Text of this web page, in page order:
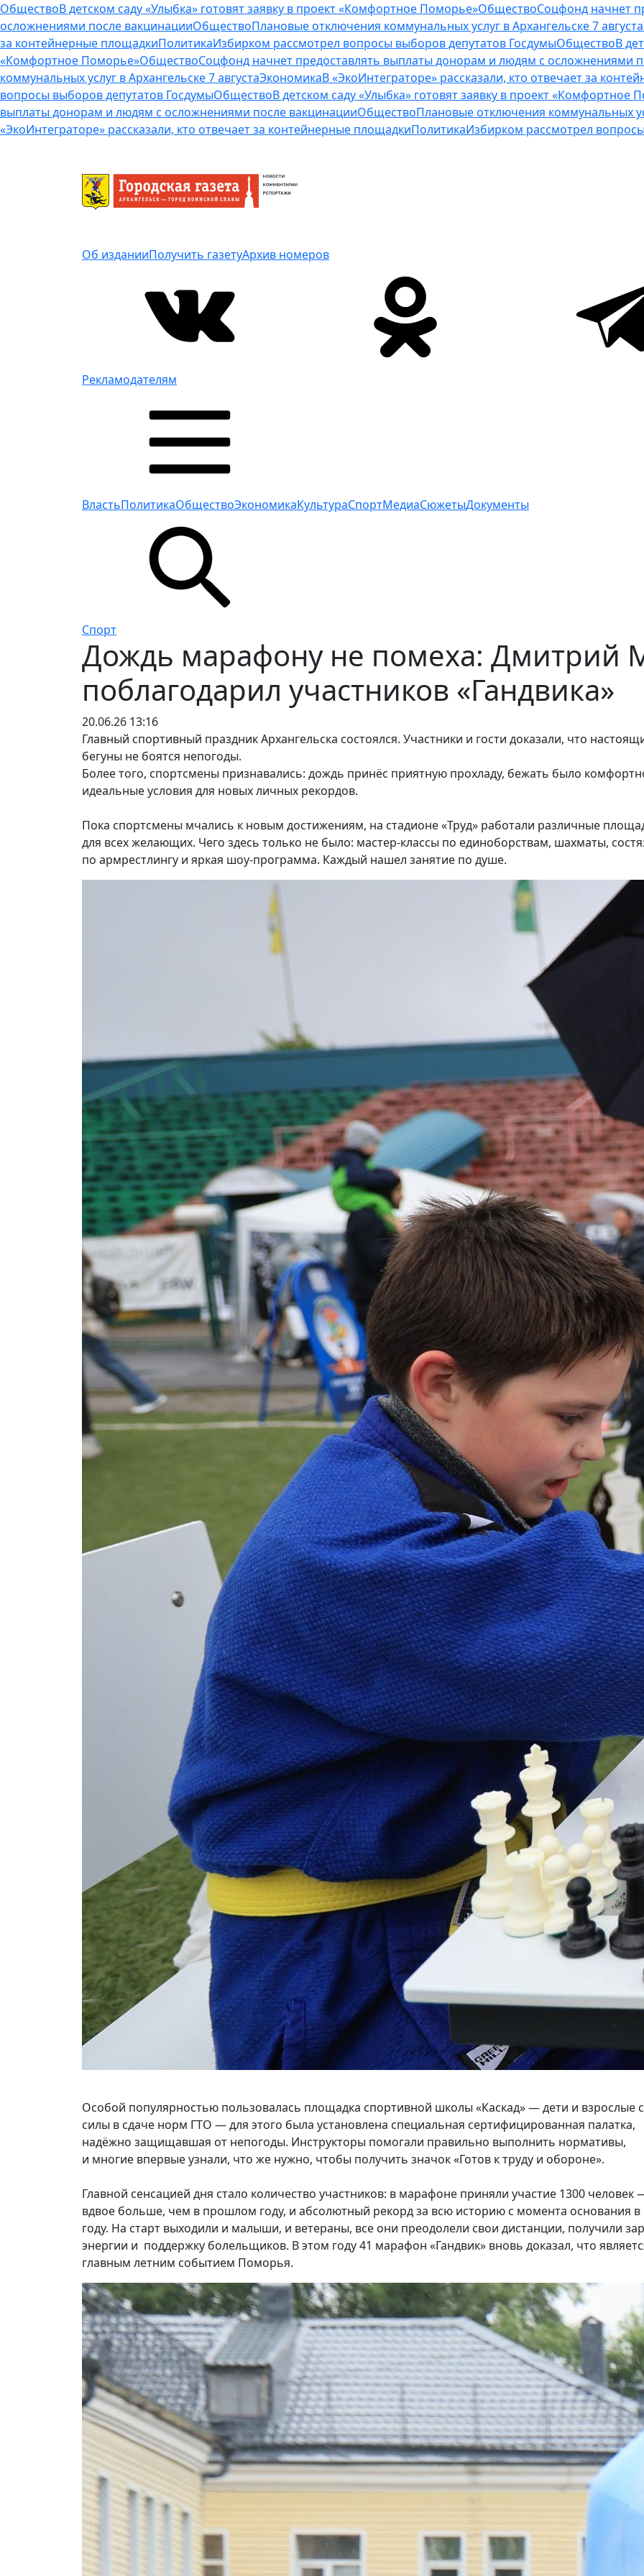
ОбществоВ детском саду «Улыбка» готовят заявку в проект «Комфортное Поморье»ОбществоСоцфонд начнет
осложнениями после вакцинацииОбществоПлановые отключения коммунальных услуг в Архангельске 7 августа
за контейнерные площадкиПолитикаИзбирком рассмотрел вопросы выборов депутатов ГосдумыОбществоВ
«Комфортное Поморье»ОбществоСоцфонд начнет предоставлять выплаты донорам и людям с осложнениями
коммунальных услуг в Архангельске 7 августаЭкономикаВ «ЭкоИнтеграторе» рассказали, кто отвечает за
вопросы выборов депутатов ГосдумыОбществоВ детском саду «Улыбка» готовят заявку в проект «Комфортное
выплаты донорам и людям с осложнениями после вакцинацииОбществоПлановые отключения коммунальных
«ЭкоИнтеграторе» рассказали, кто отвечает за контейнерные площадкиПолитикаИзбирком рассмотрел
Об изданииПолучить газетуАрхив номеров
Рекламодателям
ВластьПолитикаОбществоЭкономикаКультураСпортМедиаСюжетыДокументы
Спорт
Дождь марафону не помеха: Дмитрий
поблагодарил участников «Гандвика»
20.06.26 13:16
Главный спортивный праздник Архангельска состоялся. Участники и гости доказали, что
бегуны не боятся непогоды.
Более того, спортсмены признавались: дождь принёс приятную прохладу, бежать было
идеальные условия для новых личных рекордов.
Пока спортсмены мчались к новым достижениям, на стадионе «Труд» работали различные
для всех желающих. Чего здесь только не было: мастер-классы по единоборствам, шахматы,
по армрестлингу и яркая шоу-программа. Каждый нашел занятие по душе.
Особой популярностью пользовалась площадка спортивной школы «Каскад» — дети и взрослые
силы в сдаче норм ГТО — для этого была установлена специальная сертифицированная палатка,
надёжно защищавшая от непогоды. Инструкторы помогали правильно выполнить нормативы,
и многие впервые узнали, что же нужно, чтобы получить значок «Готов к труду и обороне».
Главной сенсацией дня стало количество участников: в марафоне приняли участие 1300 человек
вдвое больше, чем в прошлом году, и абсолютный рекорд за всю историю с момента основания в
году. На старт выходили и малыши, и ветераны, все они преодолели свои дистанции, получили
энергии и поддержку болельщиков. В этом году 41 марафон «Гандвик» вновь доказал, что
главным летним событием Поморья.